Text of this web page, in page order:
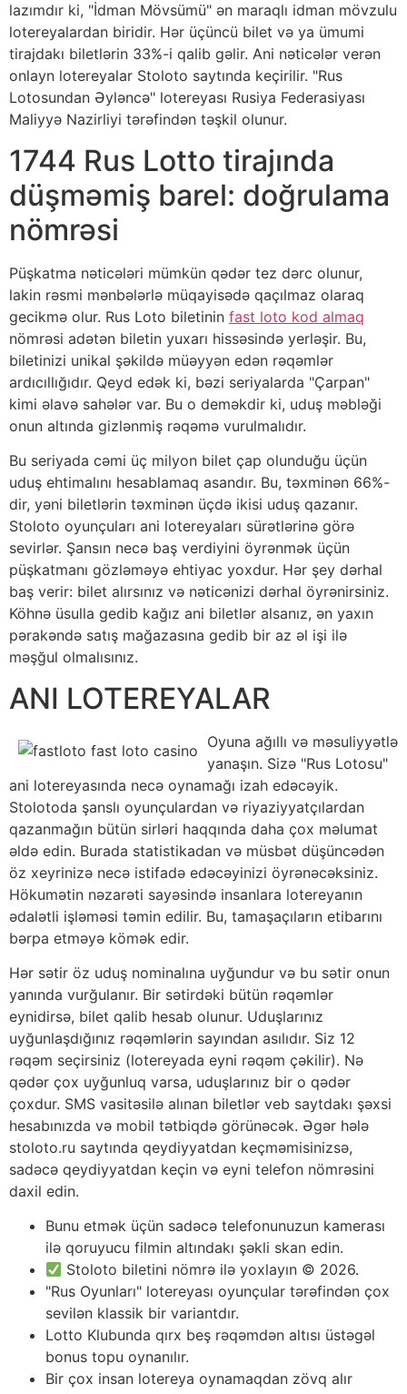
lazımdır ki, "İdman Mövsümü" ən maraqlı idman mövzulu
lotereyalardan biridir. Hər üçüncü bilet və ya ümumi
tirajdakı biletlərin 33%-i qalib gəlir. Ani nəticələr verən
onlayn lotereyalar Stoloto saytında keçirilir. "Rus
Lotosundan Əyləncə" lotereyası Rusiya Federasiyası
Maliyyə Nazirliyi tərəfindən təşkil olunur.
1744 Rus Lotto tirajında ​​
düşməmiş barel: doğrulama
nömrəsi
Püşkatma nəticələri mümkün qədər tez dərc olunur,
lakin rəsmi mənbələrlə müqayisədə qaçılmaz olaraq
gecikmə olur. Rus Loto biletinin fast loto kod almaq
nömrəsi adətən biletin yuxarı hissəsində yerləşir. Bu,
biletinizi unikal şəkildə müəyyən edən rəqəmlər
ardıcıllığıdır. Qeyd edək ki, bəzi seriyalarda "Çarpan"
kimi əlavə sahələr var. Bu o deməkdir ki, uduş məbləği
onun altında gizlənmiş rəqəmə vurulmalıdır.
Bu seriyada cəmi üç milyon bilet çap olunduğu üçün
uduş ehtimalını hesablamaq asandır. Bu, təxminən 66%-
dir, yəni biletlərin təxminən üçdə ikisi uduş qazanır.
Stoloto oyunçuları ani lotereyaları sürətlərinə görə
sevirlər. Şansın necə baş verdiyini öyrənmək üçün
püşkatmanı gözləməyə ehtiyac yoxdur. Hər şey dərhal
baş verir: bilet alırsınız və nəticənizi dərhal öyrənirsiniz.
Köhnə üsulla gedib kağız ani biletlər alsanız, ən yaxın
pərakəndə satış mağazasına gedib bir az əl işi ilə
məşğul olmalısınız.
ANI LOTEREYALAR
Oyuna ağıllı və məsuliyyətlə
yanaşın. Sizə "Rus Lotosu"
ani lotereyasında necə oynamağı izah edəcəyik.
Stolotoda şanslı oyunçulardan və riyaziyyatçılardan
qazanmağın bütün sirləri haqqında daha çox məlumat
əldə edin. Burada statistikadan və müsbət düşüncədən
öz xeyrinizə necə istifadə edəcəyinizi öyrənəcəksiniz.
Hökumətin nəzarəti sayəsində insanlara lotereyanın
ədalətli işləməsi təmin edilir. Bu, tamaşaçıların etibarını
bərpa etməyə kömək edir.
Hər sətir öz uduş nominalına uyğundur və bu sətir onun
yanında vurğulanır. Bir sətirdəki bütün rəqəmlər
eynidirsə, bilet qalib hesab olunur. Uduşlarınız
uyğunlaşdığınız rəqəmlərin sayından asılıdır. Siz 12
rəqəm seçirsiniz (lotereyada eyni rəqəm çəkilir). Nə
qədər çox uyğunluq varsa, uduşlarınız bir o qədər
çoxdur. SMS vasitəsilə alınan biletlər veb saytdakı şəxsi
hesabınızda və mobil tətbiqdə görünəcək. Əgər hələ
stoloto.ru saytında qeydiyyatdan keçməmisinizsə,
sadəcə qeydiyyatdan keçin və eyni telefon nömrəsini
daxil edin.
Bunu etmək üçün sadəcə telefonunuzun kamerası
ilə qoruyucu filmin altındakı şəkli skan edin.
Stoloto biletini nömrə ilə yoxlayın © 2026.
"Rus Oyunları" lotereyası oyunçular tərəfindən çox
sevilən klassik bir variantdır.
Lotto Klubunda qırx beş rəqəmdən altısı üstəgəl
bonus topu oynanılır.
Bir çox insan lotereya oynamaqdan zövq alır